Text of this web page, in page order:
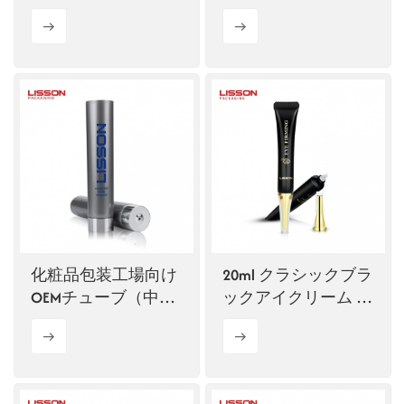
工場
円形チューブ
化粧品包装工場向け
OEMチューブ（中間
20ml クラシックブラ
ックアイクリーム チ